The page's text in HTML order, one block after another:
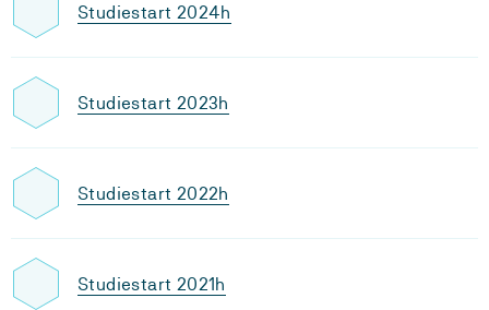
Studiestart 2024h
Studiestart 2023h
Studiestart 2022h
Studiestart 2021h